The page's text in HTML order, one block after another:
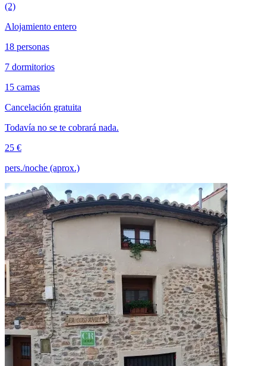
(2)
Alojamiento entero
18 personas
7 dormitorios
15 camas
Cancelación gratuita
Todavía no se te cobrará nada.
25 €
pers./noche (aprox.)